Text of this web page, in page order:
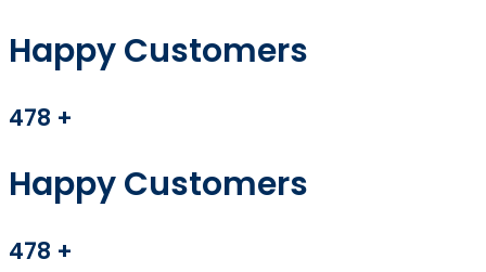
Happy Customers
478 +
Happy Customers
478 +